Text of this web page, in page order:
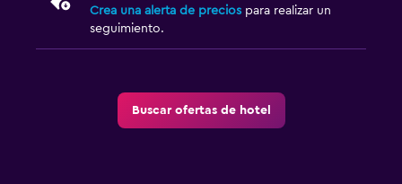
Zona de trabajo
Crea una alerta de precios para realizar un
seguimiento.
Buscar ofertas de hotel